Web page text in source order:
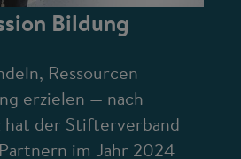
Bildung
Ressourcen
erzielen — nach
hat der Stifterverband
im Jahr 2024